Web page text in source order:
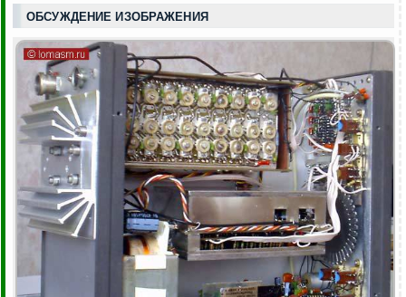
ОБСУЖДЕНИЕ ИЗОБРАЖЕНИЯ